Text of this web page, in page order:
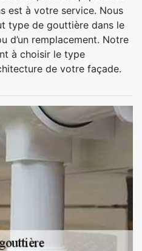
est à votre service. Nous
type de gouttière dans le
d’un remplacement. Notre
à choisir le type
de votre façade.